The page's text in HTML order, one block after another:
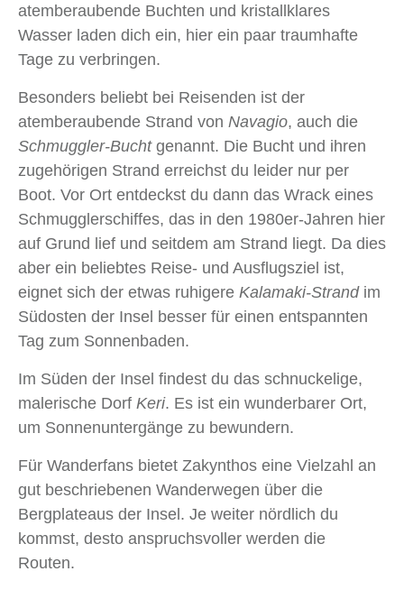
atemberaubende Buchten und kristallklares
Wasser laden dich ein, hier ein paar traumhafte
Tage zu verbringen.
Besonders beliebt bei Reisenden ist der
atemberaubende Strand von Navagio, auch die
Schmuggler-Buchtgenannt. Die Bucht und ihren
zugehörigen Strand erreichst du leider nur per
Boot. Vor Ort entdeckst du dann das Wrack eines
Schmugglerschiffes, das in den 1980er-Jahren hier
auf Grund lief und seitdem am Strand liegt. Da dies
aber ein beliebtes Reise- und Ausflugsziel ist,
eignet sich der etwas ruhigere Kalamaki-Strandim
Südosten der Insel besser für einen entspannten
Tag zum Sonnenbaden.
Im Süden der Insel findest du das schnuckelige,
malerische Dorf Keri. Es ist ein wunderbarer Ort,
um Sonnenuntergänge zu bewundern.
Für Wanderfans bietet Zakynthos eine Vielzahl an
gut beschriebenen Wanderwegen über die
Bergplateaus der Insel. Je weiter nördlich du
kommst, desto anspruchsvoller werden die
Routen.